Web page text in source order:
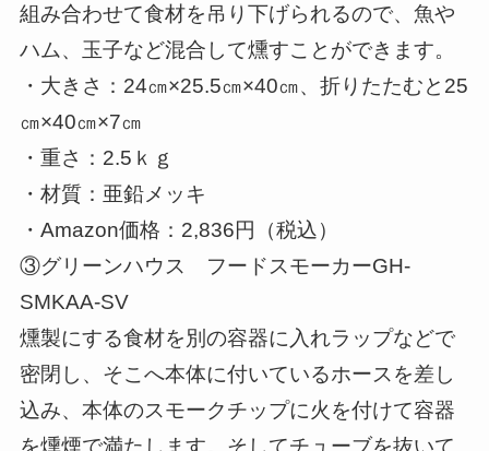
組み合わせて食材を吊り下げられるので、魚や
ハム、玉子など混合して燻すことができます。
・大きさ：24㎝×25.5㎝×40㎝、折りたたむと25
㎝×40㎝×7㎝
・重さ：2.5ｋｇ
・材質：亜鉛メッキ
・Amazon価格：2,836円（税込）
③グリーンハウス フードスモーカーGH-
SMKAA-SV
燻製にする食材を別の容器に入れラップなどで
密閉し、そこへ本体に付いているホースを差し
込み、本体のスモークチップに火を付けて容器
を燻煙で満たします。そしてチューブを抜いて